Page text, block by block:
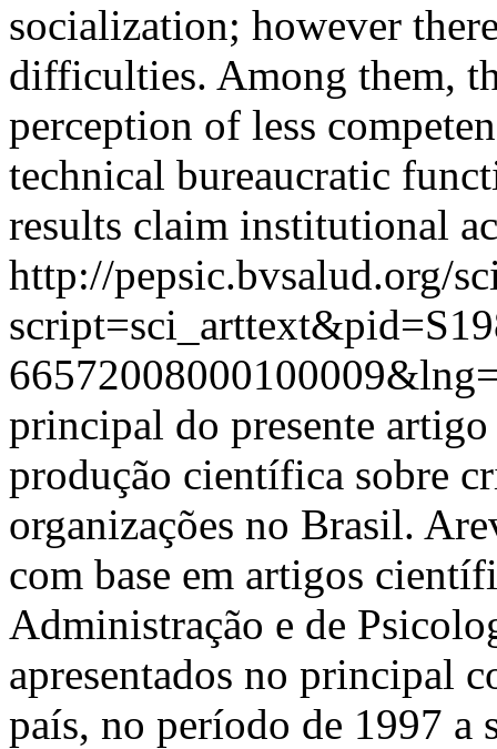
socialization; however
difficulties. Among them,
perception of less
technical bureaucratic
results claim institutional
http://pepsic.bvsalud.org/
principal do presente artigo
produção científica sobre
organizações no Brasil.
com base em artigos
Administração e de
apresentados no principal
país, no período de 1997 a